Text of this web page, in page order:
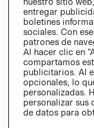
entregar
boletines
sociales. Con
patrones de
Al hacer clic en
compartamos
publicitarios. Al
opcionales, lo
personalizadas.
personalizar sus
de datos para